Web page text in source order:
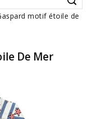
motif étoile de
De Mer